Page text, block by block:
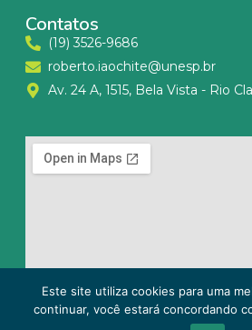
Contatos
(19) 3526-9686
roberto.iaochite@unesp.br
Av. 24 A, 1515, Bela Vista - Rio
Este site utiliza cookies para uma
continuar, você estará concordando